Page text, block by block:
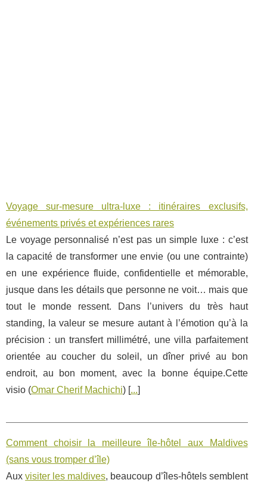
Voyage sur-mesure ultra-luxe : itinéraires exclusifs,
événements privés et expériences rares
Le voyage personnalisé n’est pas un simple luxe : c’est
la capacité de transformer une envie (ou une contrainte)
en une expérience fluide, confidentielle et mémorable,
jusque dans les détails que personne ne voit… mais que
tout le monde ressent. Dans l’univers du très haut
standing, la valeur se mesure autant à l’émotion qu’à la
précision : un transfert millimétré, une villa parfaitement
orientée au coucher du soleil, un dîner privé au bon
endroit, au bon moment, avec la bonne équipe.Cette
visio (Omar Cherif Machichi) [...]
Comment choisir la meilleure île-hôtel aux Maldives
(sans vous tromper d’île)
Auxvisiter les maldives, beaucoup d’îles-hôtels semblent